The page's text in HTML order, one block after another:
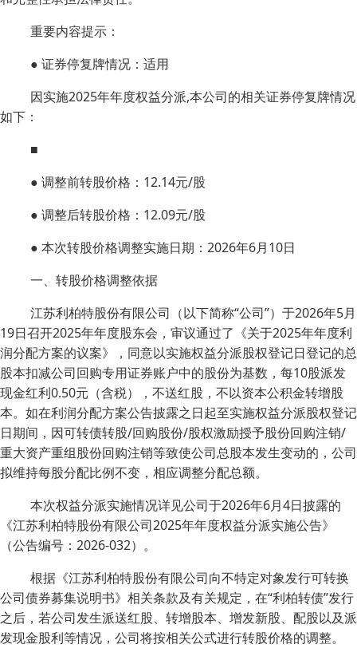
重要内容提示：
● 证券停复牌情况：适用
因实施2025年年度权益分派,本公司的相关证券停复牌情况
如下：
■
● 调整前转股价格：12.14元/股
● 调整后转股价格：12.09元/股
● 本次转股价格调整实施日期：2026年6月10日
一、转股价格调整依据
江苏利柏特股份有限公司（以下简称“公司”）于2026年5月
19日召开2025年年度股东会，审议通过了《关于2025年年度利
润分配方案的议案》，同意以实施权益分派股权登记日登记的总
股本扣减公司回购专用证券账户中的股份为基数，每10股派发
现金红利0.50元（含税），不送红股，不以资本公积金转增股
本。如在利润分配方案公告披露之日起至实施权益分派股权登记
日期间，因可转债转股/回购股份/股权激励授予股份回购注销/
重大资产重组股份回购注销等致使公司总股本发生变动的，公司
拟维持每股分配比例不变，相应调整分配总额。
本次权益分派实施情况详见公司于2026年6月4日披露的
《江苏利柏特股份有限公司2025年年度权益分派实施公告》
（公告编号：2026-032）。
根据《江苏利柏特股份有限公司向不特定对象发行可转换
公司债券募集说明书》相关条款及有关规定，在“利柏转债”发行
之后，若公司发生派送红股、转增股本、增发新股、配股以及派
发现金股利等情况，公司将按相关公式进行转股价格的调整。